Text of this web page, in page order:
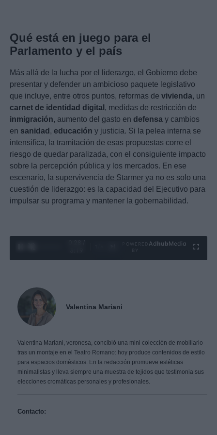
Qué está en juego para el
Parlamento y el país
Más allá de la lucha por el liderazgo, el Gobierno debe
presentar y defender un ambicioso paquete legislativo
que incluye, entre otros puntos, reformas de vivienda, un
carnet de identidad digital , medidas de restricción de
inmigración, aumento del gasto en defensa y cambios
en sanidad , educación y justicia. Si la pelea interna se
intensifica, la tramitación de esas propuestas corre el
riesgo de quedar paralizada, con el consiguiente impacto
sobre la percepción pública y los mercados. En ese
escenario, la supervivencia de Starmer ya no es solo una
cuestión de liderazgo: es la capacidad del Ejecutivo para
impulsar su programa y mantener la gobernabilidad.
Ad hubMedia
Valentina Mariani
Valentina Mariani, veronesa, concibió una mini colección de mobiliario
tras un montaje en el Teatro Romano: hoy produce contenidos de estilo
para espacios domésticos. En la redacción promueve estéticas
minimalistas y lleva siempre una muestra de tejidos que testimonia sus
elecciones cromáticas personales y profesionales.
Contacto: